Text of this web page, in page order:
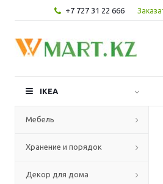
+7 727 31 22 666
IKEA
Мебель
Хранение и порядок
Декор для дома